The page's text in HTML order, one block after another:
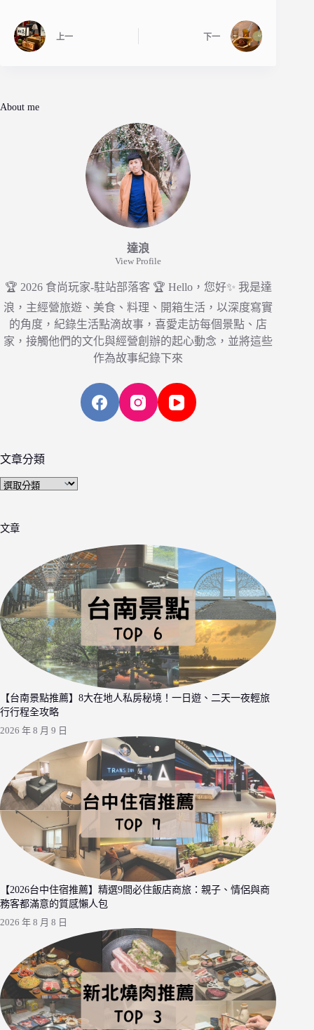
上一 下一
About me
達浪
View Profile
🏆 2026 食尚玩家-駐站部落客 🏆 Hello，您好✨ 我是達
浪，主經營旅遊、美食、料理、開箱生活，以深度寫實
的角度，紀錄生活點滴故事，喜愛走訪每個景點、店
家，接觸他們的文化與經營創辦的起心動念，並將這些
作為故事紀錄下來
文章分類
文
類
文章
【台南景點推薦】8大在地人私房秘境！一日遊、二天一夜輕旅
行行程全攻略
2026 年 8 月 9 日
【2026台中住宿推薦】精選9間必住飯店商旅：親子、情侶與商
務客都滿意的質感懶人包
2026 年 8 月 8 日